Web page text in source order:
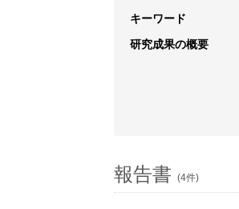
キーワード
研究成果の概要
報告書 (4件)